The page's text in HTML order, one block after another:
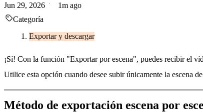
Jun 29, 2026
1m ago
Categoría
Exportar y descargar
¡Sí! Con la función "Exportar por escena", puedes recibir el
Utilice esta opción cuando desee subir únicamente la escena
Método de exportación escena por